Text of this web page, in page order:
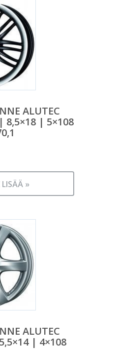
ALUTEC
8,5×18 | 5×108
LISÄÄ »
ALUTEC
| 4×108